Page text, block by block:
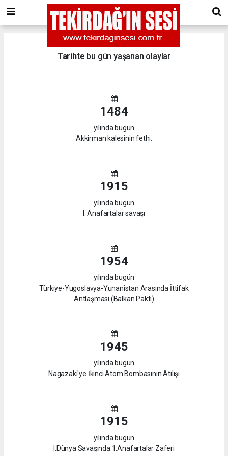
Tarihte bu gün yaşanan olaylar
1484
yılında bugün
Akkirman kalesinin fethi.
1915
yılında bugün
I. Anafartalar savaşı
1954
yılında bugün
Türkiye-Yugoslavya-Yunanistan Arasında İttifak
Antlaşması (Balkan Paktı)
1945
yılında bugün
Nagazaki'ye İkinci Atom Bombasının Atılışı
1915
yılında bugün
I.Dünya Savaşında 1.Anafartalar Zaferi